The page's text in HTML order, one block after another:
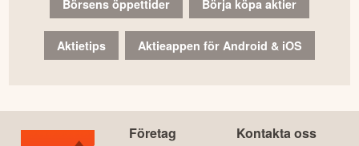
Börsens öppettider Börja köpa aktier
Aktietips Aktieappen för Android & iOS
Företag Kontakta oss